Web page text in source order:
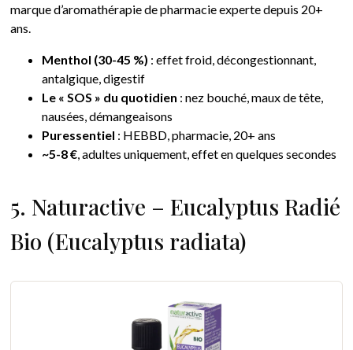
marque d’aromathérapie de pharmacie experte depuis 20+
ans.
Menthol (30-45 %) : effet froid, décongestionnant,
antalgique, digestif
Le « SOS » du quotidien : nez bouché, maux de tête,
nausées, démangeaisons
Puressentiel : HEBBD, pharmacie, 20+ ans
~5-8 € , adultes uniquement, effet en quelques secondes
5. Naturactive – Eucalyptus Radié
Bio (Eucalyptus radiata)